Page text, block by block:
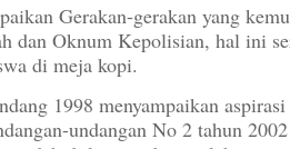
Gerakan-gerakan yang
dan Oknum Kepolisian, hal ini
di meja kopi.
1998 menyampaikan
undangan No 2 tahun